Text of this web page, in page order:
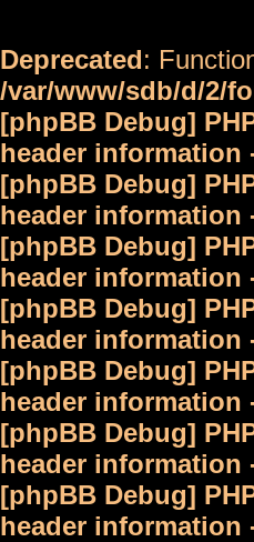
Deprecated:
/var/www/sdb/d/2/
[phpBB Debug]
header information
[phpBB Debug]
header information
[phpBB Debug]
header information
[phpBB Debug]
header information
[phpBB Debug]
header information
[phpBB Debug]
header information
[phpBB Debug]
header information